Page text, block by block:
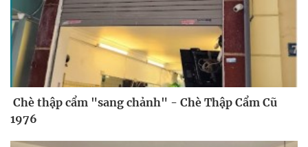
Chè thập cẩm "sang chảnh" - Chè Thập Cẩm Cũ
1976